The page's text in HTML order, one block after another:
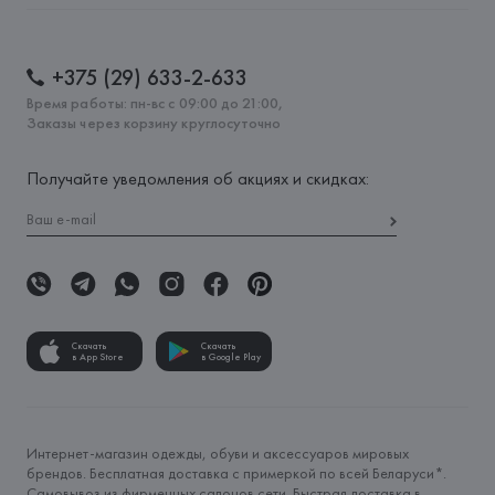
+375 (29) 633-2-633
Время работы: пн-вс с 09:00 до 21:00,
Заказы через корзину круглосуточно
Получайте уведомления об акциях и скидках:
Скачать
в App Store
Скачать
в Google Play
Интернет-магазин одежды, обуви и аксессуаров мировых
брендов. Бесплатная доставка с примеркой по всей Беларуси*.